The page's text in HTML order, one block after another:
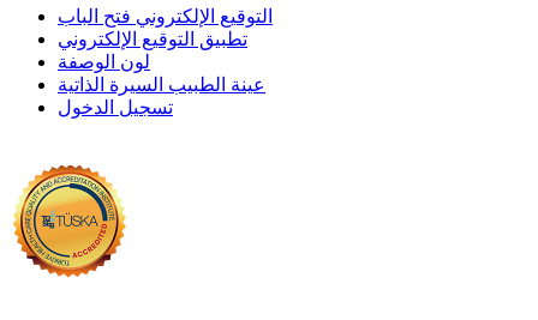
التوقيع الإلكتروني فتح الباب
تطبيق التوقيع الإلكتروني
لون الوصفة
عينة الطبيب السيرة الذاتية
تسجيل الدخول